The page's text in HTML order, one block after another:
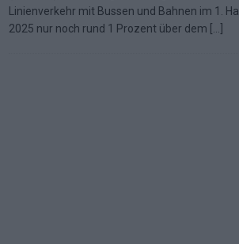
Fragen EUROVISION
Linienverkehr mit Bussen und Bahnen im 1.
2025 nur noch rund 1 Prozent über dem